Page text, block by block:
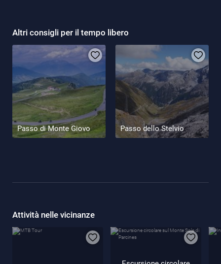
Altri consigli per il tempo libero
Passo di Monte Giovo Passo dello Stelvio
Attività nelle vicinanze